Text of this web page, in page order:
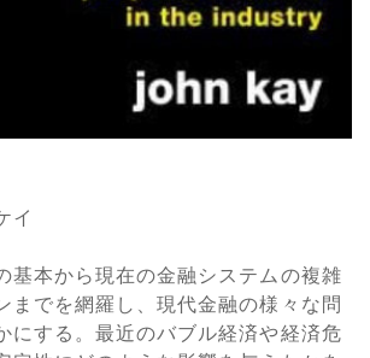
イ
基本から現在の金融システムの複雑
までを網羅し、現代金融の様々な問
にする。最近のバブル経済や経済危